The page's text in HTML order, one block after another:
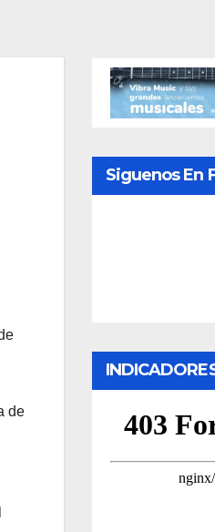
de
Siguenos En